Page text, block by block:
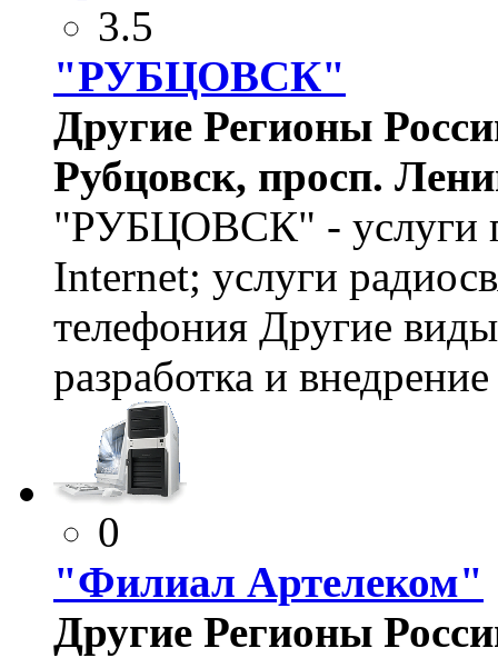
3.5
"РУБЦОВСК"
Другие Регионы
Рубцовск, просп.
"РУБЦОВСК" - услуги
Internet; услуги
телефония Другие
разработка и
0
"Филиал Артелеком"
Другие Регионы